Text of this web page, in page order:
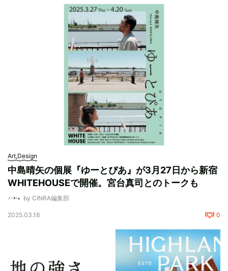
Art,Design
中島晴矢の個展『ゆーとぴあ』が3月27日から新宿
WHITEHOUSEで開催。宮台真司とのトークも
by CINRA編集部
2025.03.18 0